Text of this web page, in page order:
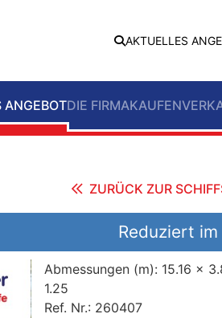
AKTUELLES
ANGEBOTDIE FIRMAKAUFEN
ZURÜCK ZUR
Reduziert im
Abmessungen (m): 15.16 x
1.25
Ref. Nr.: 260407